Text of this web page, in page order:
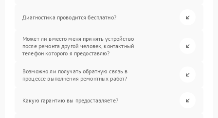
Диагностика проводится бесплатно?
Может ли вместо меня принять устройство
после ремонта другой человек, контактный
телефон которого я предоставлю?
Возможно ли получать обратную связь в
процессе выполнения ремонтных работ?
Какую гарантию вы предоставляете?